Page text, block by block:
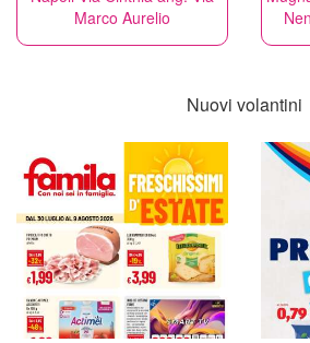
Marco Aurelio
Nuovi volantini